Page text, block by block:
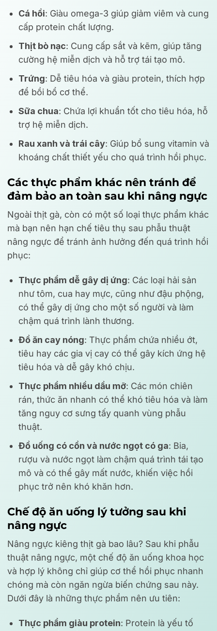
Cá hồi: Giàu omega-3 giúp giảm viêm và cung
cấp protein chất lượng.
Thịt bò nạc: Cung cấp sắt và kẽm, giúp tăng
cường hệ miễn dịch và hỗ trợ tái tạo mô.
Trứng: Dễ tiêu hóa và giàu protein, thích hợp
để bồi bổ cơ thể.
Sữa chua: Chứa lợi khuẩn tốt cho tiêu hóa, hỗ
trợ hệ miễn dịch.
Rau xanh và trái cây: Giúp bổ sung vitamin và
khoáng chất thiết yếu cho quá trình hồi phục.
Các thực phẩm khác nên tránh để
đảm bảo an toàn sau khi nâng ngực
Ngoài thịt gà, còn có một số loại thực phẩm khác
mà bạn nên hạn chế tiêu thụ sau phẫu thuật
nâng ngực để tránh ảnh hưởng đến quá trình hồi
phục:
Thực phẩm dễ gây dị ứng: Các loại hải sản
như tôm, cua hay mực, cũng như đậu phộng,
có thể gây dị ứng cho một số người và làm
chậm quá trình lành thương.
Đồ ăn cay nóng: Thực phẩm chứa nhiều ớt,
tiêu hay các gia vị cay có thể gây kích ứng hệ
tiêu hóa và dễ gây khó chịu.
Thực phẩm nhiều dầu mỡ: Các món chiên
rán, thức ăn nhanh có thể khó tiêu hóa và làm
tăng nguy cơ sưng tấy quanh vùng phẫu
thuật.
Đồ uống có cồn và nước ngọt có ga: Bia,
rượu và nước ngọt làm chậm quá trình tái tạo
mô và có thể gây mất nước, khiến việc hồi
phục trở nên khó khăn hơn.
Chế độ ăn uống lý tưởng sau khi
nâng ngực
Nâng ngực kiêng thịt gà bao lâu? Sau khi phẫu
thuật nâng ngực, một chế độ ăn uống khoa học
và hợp lý không chỉ giúp cơ thể hồi phục nhanh
chóng mà còn ngăn ngừa biến chứng sau này.
Dưới đây là những thực phẩm nên ưu tiên:
Thực phẩm giàu protein: Protein là yếu tố